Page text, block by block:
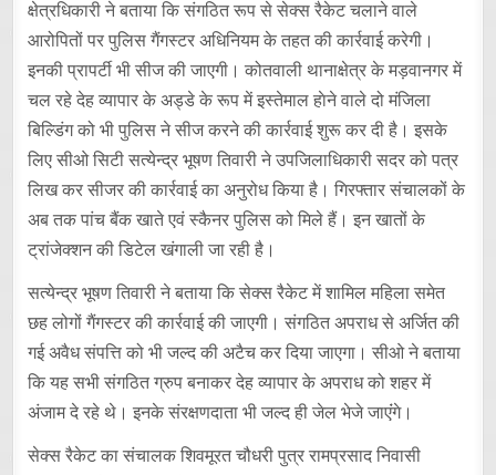
क्षेत्रधिकारी ने बताया कि संगठित रूप से सेक्स रैकेट चलाने वाले
आरोपितों पर पुलिस गैंगस्टर अधिनियम के तहत की कार्रवाई करेगी।
इनकी प्रापर्टी भी सीज की जाएगी। कोतवाली थानाक्षेत्र के मड़वानगर में
चल रहे देह व्यापार के अड्डे के रूप में इस्तेमाल हाेने वाले दो मंजिला
बिल्डिंग को भी पुलिस ने सीज करने की कार्रवाई शुरू कर दी है। इसके
लिए सीओ सिटी सत्येन्द्र भूषण तिवारी ने उपजिलाधिकारी सदर को पत्र
लिख कर सीजर की कार्रवाई का अनुरोध किया है। गिरफ्तार संचालकों के
अब तक पांच बैंक खाते एवं स्कैनर पुलिस को मिले हैं। इन खातों के
ट्रांजेक्शन की डिटेल खंगाली जा रही है।
सत्येन्द्र भूषण तिवारी ने बताया कि सेक्स रैकेट में शामिल महिला समेत
छह लोगों गैंगस्टर की कार्रवाई की जाएगी। संगठित अपराध से अर्जित की
गई अवैध संपत्ति को भी जल्द की अटैच कर दिया जाएगा। सीओ ने बताया
कि यह सभी संगठित ग्रुप बनाकर देह व्यापार के अपराध को शहर में
अंजाम दे रहे थे। इनके संरक्षणदाता भी जल्द ही जेल भेजे जाएंंगे।
सेक्स रैकेट का संचालक शिवमूरत चौधरी पुत्र रामप्रसाद निवासी